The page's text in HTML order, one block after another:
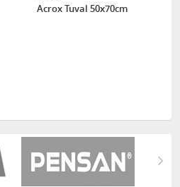
Acrox Tuval 50x70cm